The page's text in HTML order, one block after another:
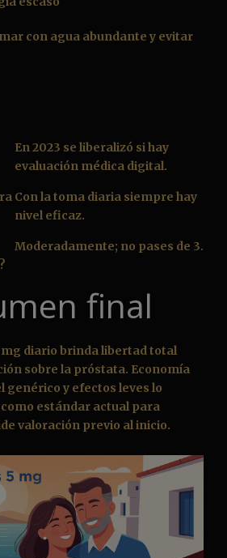
con agua abundante y evitar
En 2023 se liberalizó si hay
evaluación médica digital.
Con la toma diaria siempre hay
nivel eficaz.
Moderadamente; no pases de 3.
final
diario brinda libertad total
sobre la próstata. Economía
genérico y efectos leves lo
estándar actual para
valoración previo al inicio.